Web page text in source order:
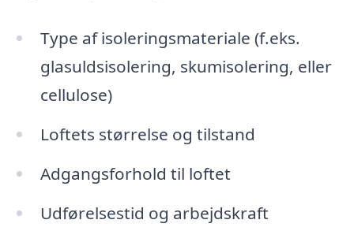
Type af isoleringsmateriale (f.eks.
glasuldsisolering, skumisolering, eller
cellulose)
Loftets størrelse og tilstand
Adgangsforhold til loftet
Udførelsestid og arbejdskraft